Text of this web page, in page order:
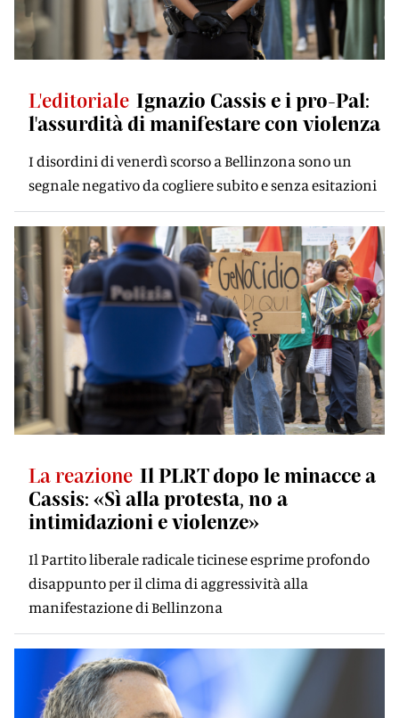
L'editoriale Ignazio Cassis e i pro-Pal:
l'assurdità di manifestare con violenza
I disordini di venerdì scorso a Bellinzona sono un
segnale negativo da cogliere subito e senza esitazioni
La reazione Il PLRT dopo le minacce a
Cassis: «Sì alla protesta, no a
intimidazioni e violenze»
Il Partito liberale radicale ticinese esprime profondo
disappunto per il clima di aggressività alla
manifestazione di Bellinzona